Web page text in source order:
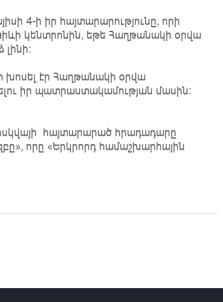
4-ի իր հայտարարությունը, որի
կենտրոնին, եթե Հաղթանակի օրվա
էր Հաղթանակի օրվա
իր պատրաստակամության մասին։
հայտարարած հրադադարը
որը «Երկրորդ համաշխարհային